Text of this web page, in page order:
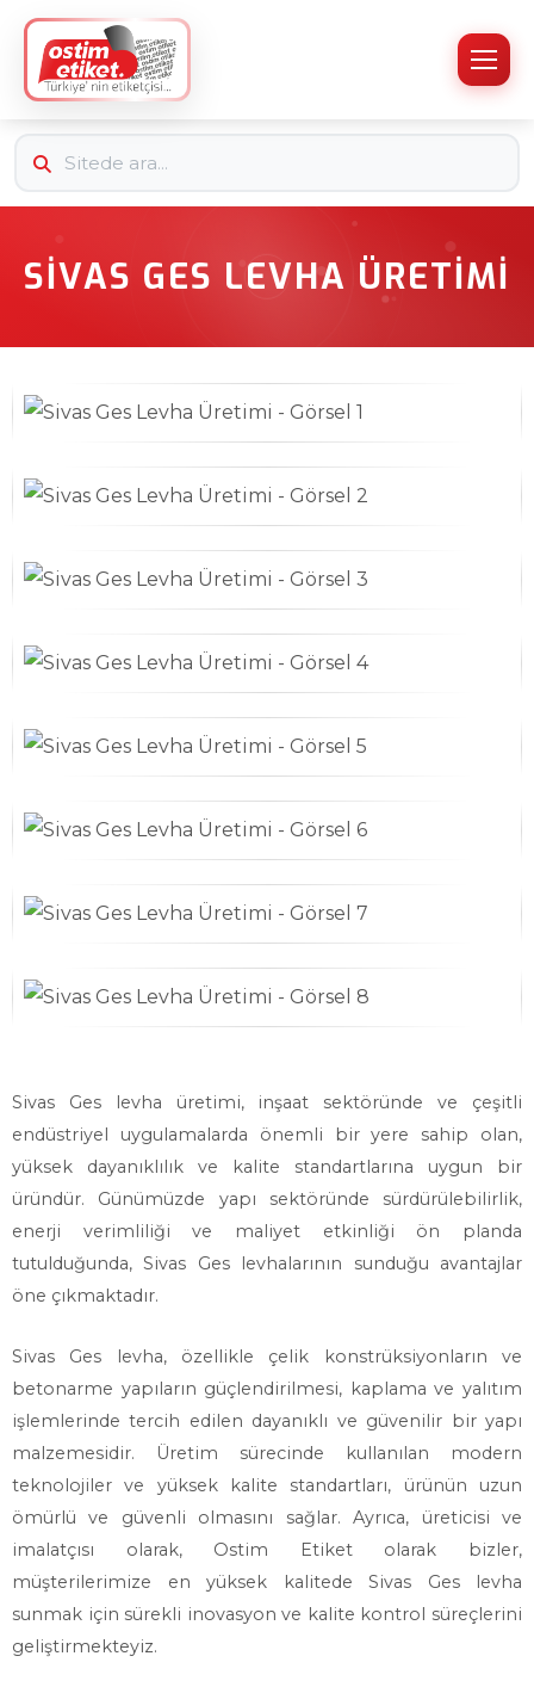
SIVAS GES LEVHA ÜRETIMI
Sivas Ges levha üretimi, inşaat sektöründe ve çeşitli
endüstriyel uygulamalarda önemli bir yere sahip olan,
yüksek dayanıklılık ve kalite standartlarına uygun bir
üründür. Günümüzde yapı sektöründe sürdürülebilirlik,
enerji verimliliği ve maliyet etkinliği ön planda
tutulduğunda, Sivas Ges levhalarının sunduğu avantajlar
öne çıkmaktadır.
Sivas Ges levha, özellikle çelik konstrüksiyonların ve
betonarme yapıların güçlendirilmesi, kaplama ve yalıtım
işlemlerinde tercih edilen dayanıklı ve güvenilir bir yapı
malzemesidir. Üretim sürecinde kullanılan modern
teknolojiler ve yüksek kalite standartları, ürünün uzun
ömürlü ve güvenli olmasını sağlar. Ayrıca, üreticisi ve
imalatçısı olarak, Ostim Etiket olarak bizler,
müşterilerimize en yüksek kalitede Sivas Ges levha
sunmak için sürekli inovasyon ve kalite kontrol süreçlerini
geliştirmekteyiz.